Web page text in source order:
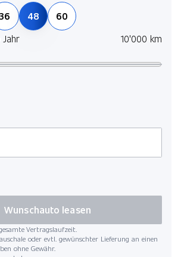
36 48
60
10'000 km
Vertragslaufzeit.
oder evtl. gewünschter Lieferung an einen
ohne Gewähr.
Wunschauto leasen